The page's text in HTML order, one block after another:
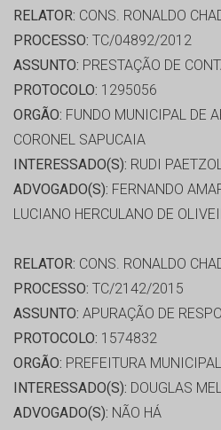
RELATOR: CONS. RONALDO
PROCESSO: TC/04892/2012
ASSUNTO: PRESTAÇÃO DE
PROTOCOLO: 1295056
ORGÃO: FUNDO MUNICIPAL DE
CORONEL SAPUCAIA
INTERESSADO(S): RUDI
ADVOGADO(S): FERNANDO
LUCIANO HERCULANO DE
RELATOR: CONS. RONALDO
PROCESSO: TC/2142/2015
ASSUNTO: APURAÇÃO DE
PROTOCOLO: 1574832
ORGÃO: PREFEITURA
INTERESSADO(S): DOUGLAS
ADVOGADO(S): NÃO HÁ